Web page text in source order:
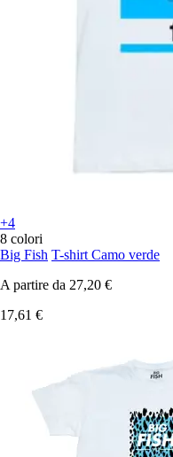
+4
8 colori
Big Fish T-shirt Camo verde
A partire da 27,20 €
17,61 €